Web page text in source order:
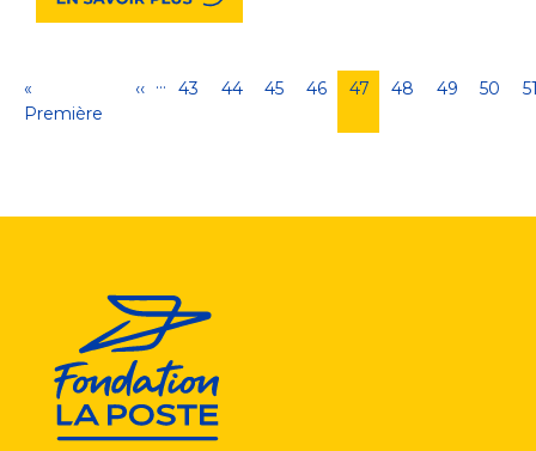
Pagination
Première
page
«
Première
Page
‹‹ … Page
43 Page
44 Page
45 Page
46
Page
47 Page
48 Page
49 Page
50